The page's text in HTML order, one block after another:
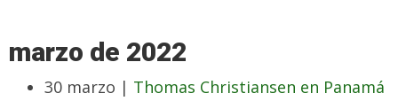
marzo de 2022
30 marzo | Thomas Christiansen en Panamá